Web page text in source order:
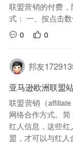
联盟营销的付费
式： 一、按点击数
0
0
亚马逊欧洲联盟
联盟营销（
网络合作方式。
红人信息，这些
盟，才可以与红人